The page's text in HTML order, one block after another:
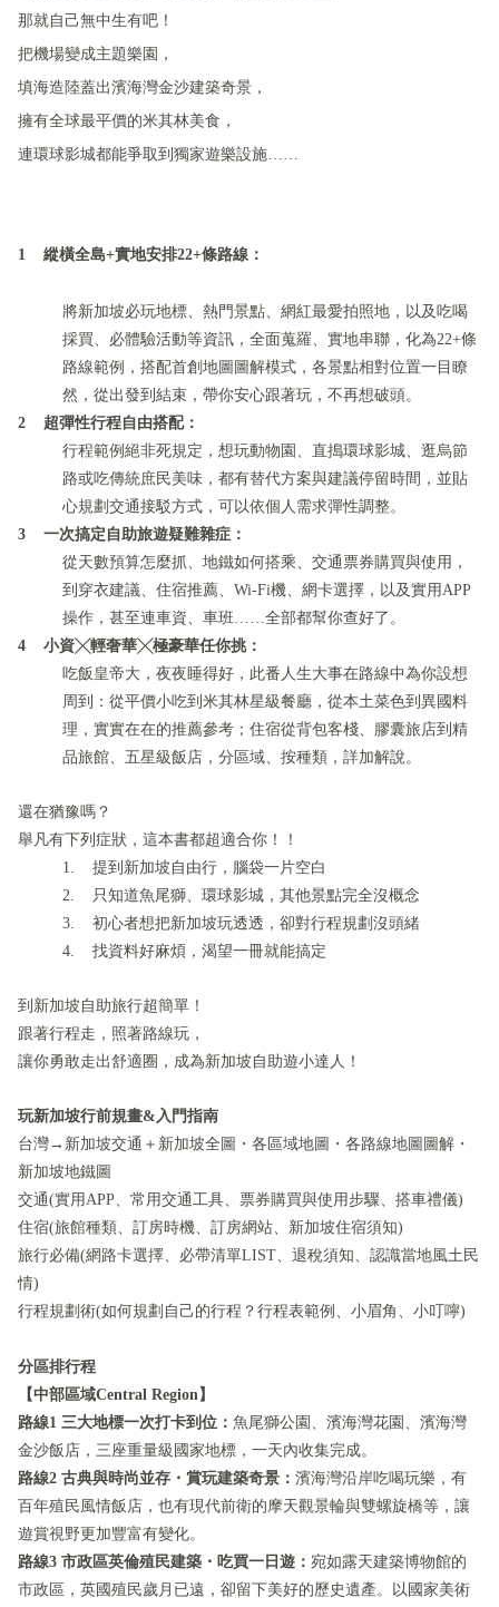
那就自己無中生有吧！
把機場變成主題樂園，
填海造陸蓋出濱海灣金沙建築奇景，
擁有全球最平價的米其林美食，
連環球影城都能爭取到獨家遊樂設施……
1 縱橫全島+實地安排22+條路線：
將新加坡必玩地標、熱門景點、網紅最愛拍照地，以及吃喝
採買、必體驗活動等資訊，全面蒐羅、實地串聯，化為22+條
路線範例，搭配首創地圖圖解模式，各景點相對位置一目瞭
然，從出發到結束，帶你安心跟著玩，不再想破頭。
2 超彈性行程自由搭配：
行程範例絕非死規定，想玩動物園、直搗環球影城、逛烏節
路或吃傳統庶民美味，都有替代方案與建議停留時間，並貼
心規劃交通接駁方式，可以依個人需求彈性調整。
3 一次搞定自助旅遊疑難雜症：
從天數預算怎麼抓、地鐵如何搭乘、交通票券購買與使用，
到穿衣建議、住宿推薦、Wi-Fi機、網卡選擇，以及實用APP
操作，甚至連車資、車班……全部都幫你查好了。
4 小資╳輕奢華╳極豪華任你挑：
吃飯皇帝大，夜夜睡得好，此番人生大事在路線中為你設想
周到：從平價小吃到米其林星級餐廳，從本土菜色到異國料
理，實實在在的推薦參考；住宿從背包客棧、膠囊旅店到精
品旅館、五星級飯店，分區域、按種類，詳加解說。
還在猶豫嗎？
舉凡有下列症狀，這本書都超適合你！！
1. 提到新加坡自由行，腦袋一片空白
2. 只知道魚尾獅、環球影城，其他景點完全沒概念
3. 初心者想把新加坡玩透透，卻對行程規劃沒頭緒
4. 找資料好麻煩，渴望一冊就能搞定
到新加坡自助旅行超簡單！
跟著行程走，照著路線玩，
讓你勇敢走出舒適圈，成為新加坡自助遊小達人！
玩新加坡行前規畫&入門指南
台灣→新加坡交通＋新加坡全圖・各區域地圖・各路線地圖圖解・
新加坡地鐵圖
交通(實用APP、常用交通工具、票券購買與使用步驟、搭車禮儀)
住宿(旅館種類、訂房時機、訂房網站、新加坡住宿須知)
旅行必備(網路卡選擇、必帶清單LIST、退稅須知、認識當地風土民
情)
行程規劃術(如何規劃自己的行程？行程表範例、小眉角、小叮嚀)
分區排行程
【中部區域Central Region】
路線1 三大地標一次打卡到位： 魚尾獅公園、濱海灣花園、濱海灣
金沙飯店，三座重量級國家地標，一天內收集完成。
路線2 古典與時尚並存・賞玩建築奇景： 濱海灣沿岸吃喝玩樂，有
百年殖民風情飯店，也有現代前衛的摩天觀景輪與雙螺旋橋等，讓
遊賞視野更加豐富有變化。
路線3 市政區英倫殖民建築・吃買一日遊： 宛如露天建築博物館的
市政區，英國殖民歲月已遠，卻留下美好的歷史遺產。以國家美術